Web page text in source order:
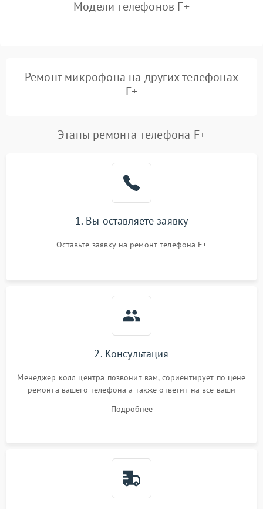
Модели телефонов F+
Ремонт микрофона на других телефонах
F+
Этапы ремонта телефона F+
1. Вы оставляете заявку
Оставьте заявку на ремонт телефона F+
2. Консультация
Менеджер колл центра позвонит вам, сориентирует по цене
ремонта вашего телефона а также ответит на все ваши
Подробнее